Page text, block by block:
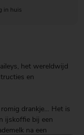
in huis
het wereldwijd
en
romig drankje… Het is
ijskoffie bij een
na een